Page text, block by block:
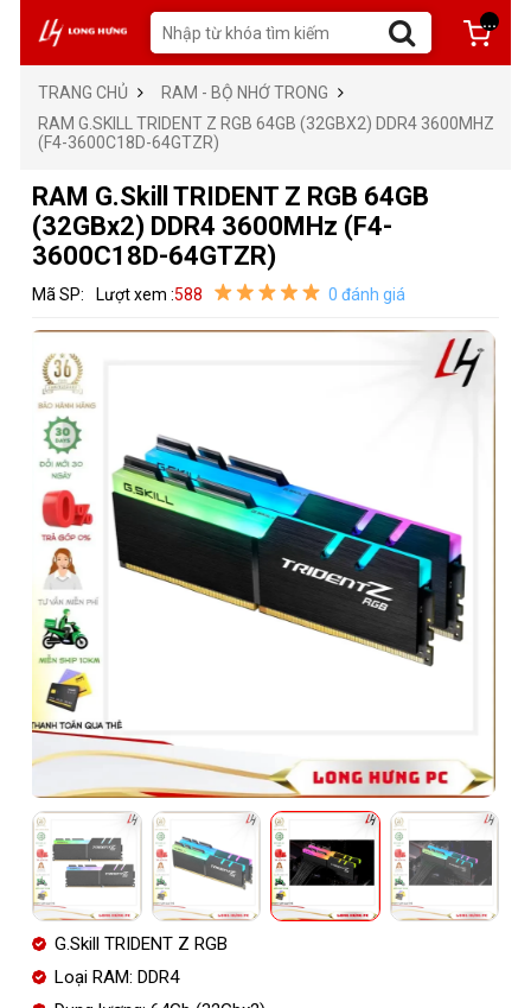
...
TRANG CHỦ
RAM - BỘ NHỚ TRONG
RAM G.SKILL TRIDENT Z RGB 64GB (32GBX2) DDR4 3600MHZ
(F4-3600C18D-64GTZR)
RAM G.Skill TRIDENT Z RGB 64GB
(32GBx2) DDR4 3600MHz (F4-
3600C18D-64GTZR)
Mã SP: Lượt xem :588 0 đánh giá
G.Skill TRIDENT Z RGB
Loại RAM: DDR4